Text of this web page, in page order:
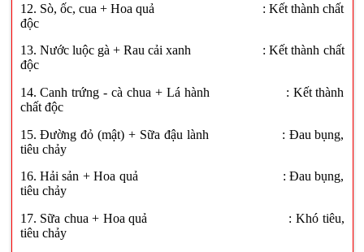
12. Sò, ốc, cua + Hoa quả : Kết thành chất
độc
13. Nước luộc gà + Rau cải xanh : Kết thành chất
độc
14. Canh trứng - cà chua + Lá hành : Kết thành
chất độc
15. Đường đỏ (mật) + Sữa đậu lành : Đau bụng,
tiêu chảy
16. Hải sản + Hoa quả : Đau bụng,
tiêu chảy
17. Sữa chua + Hoa quả : Khó tiêu,
tiêu chảy